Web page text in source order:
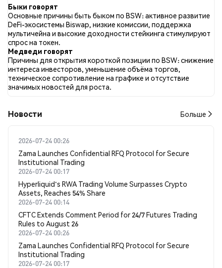
отношении BSW во всех социальных сетях было Медвежий.
Всего было опубликовано 0 новостных статей о BSW. В
Twitter 5.41% твитов имели бычий настрой по сравнению с
46.72% твитов с медвежьим настроем по BSW. 47.86% твитов
были нейтральными по отношению к BSW. Эти данные
основаны на 347 твитах.
Быки говорят
Основные причины быть быком по BSW: активное развитие
DeFi-экосистемы Biswap, низкие комиссии, поддержка
мультичейна и высокие доходности стейкинга стимулируют
спрос на токен.
Медведи говорят
Причины для открытия короткой позиции по BSW: снижение
интереса инвесторов, уменьшение объёма торгов,
техническое сопротивление на графике и отсутствие
значимых новостей для роста.
Новости Больше
2026-07-24 00:26
Zama Launches Confidential RFQ Protocol for Secure
Institutional Trading
2026-07-24 00:17
Hyperliquid's RWA Trading Volume Surpasses Crypto
Assets, Reaches 54% Share
2026-07-24 00:14
CFTC Extends Comment Period for 24/7 Futures Trading
Rules to August 26
2026-07-24 00:26
Zama Launches Confidential RFQ Protocol for Secure
Institutional Trading
2026-07-24 00:17